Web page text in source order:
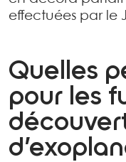
effectuées par le
Quelles
pour les